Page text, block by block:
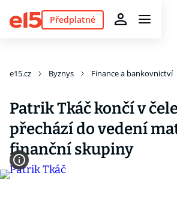
Předplatné
e15.cz Byznys Finance a bankovnictví
Patrik Tkáč končí v
přechází do vedení
finanční skupiny